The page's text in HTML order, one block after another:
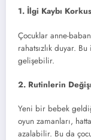
1. İlgi Kaybı
Çocuklar anne-
rahatsızlık duyar.
gelişebilir.
2. Rutinlerin
Yeni bir bebek
oyun zamanları,
azalabilir. Bu da